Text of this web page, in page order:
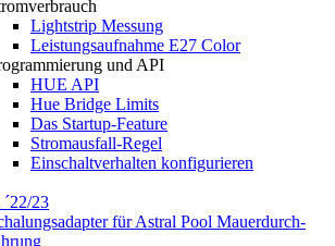
Lightstrip Messung
Leistungsaufnahme E27 Color
und API
HUE API
Hue Bridge Limits
Das Startup-Feature
Stromausfall-Regel
Einschaltverhalten konfigurieren
23
für Astral Pool Mauer­durch­